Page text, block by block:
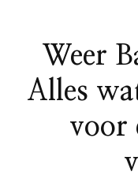
Weer
Alles
voor